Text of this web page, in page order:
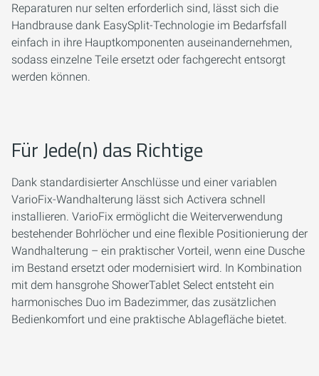
Reparaturen nur selten erforderlich sind, lässt sich die
Handbrause dank EasySplit-Technologie im Bedarfsfall
einfach in ihre Hauptkomponenten auseinandernehmen,
sodass einzelne Teile ersetzt oder fachgerecht entsorgt
werden können.
Für Jede(n) das Richtige
Dank standardisierter Anschlüsse und einer variablen
VarioFix-Wandhalterung lässt sich Activera schnell
installieren. VarioFix ermöglicht die Weiterverwendung
bestehender Bohrlöcher und eine flexible Positionierung der
Wandhalterung – ein praktischer Vorteil, wenn eine Dusche
im Bestand ersetzt oder modernisiert wird. In Kombination
mit dem hansgrohe ShowerTablet Select entsteht ein
harmonisches Duo im Badezimmer, das zusätzlichen
Bedienkomfort und eine praktische Ablagefläche bietet.